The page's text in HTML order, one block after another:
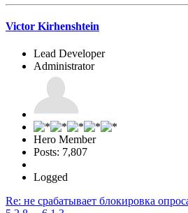
Victor Kirhenshtein
Lead Developer
Administrator
Hero Member
Posts: 7,807
Logged
Re: не срабатывает блокировка